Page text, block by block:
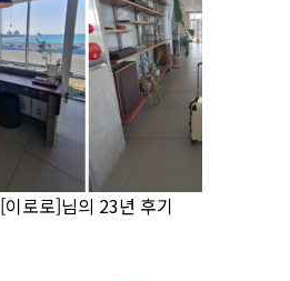
[이로로]님의 23년 후기